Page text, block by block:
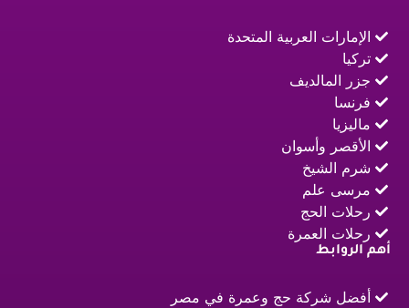
الإمارات العربية المتحدة
تركيا
جزر المالديف
فرنسا
ماليزيا
الأقصر وأسوان
شرم الشيخ
مرسى علم
رحلات الحج
رحلات العمرة
أهم الروابط
أفضل شركة حج وعمرة في مصر